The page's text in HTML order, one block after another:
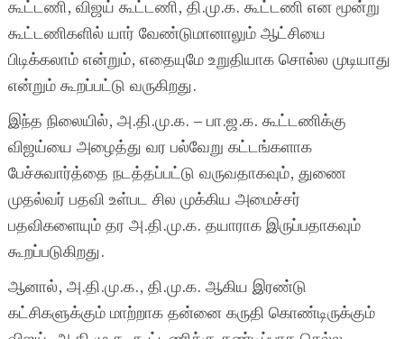
கூட்டணி, விஜய் கூட்டணி, தி.மு.க. கூட்டணி என மூன்று
கூட்டணிகளில் யார் வேண்டுமானாலும் ஆட்சியை
பிடிக்கலாம் என்றும், எதையுமே உறுதியாக சொல்ல முடியாது
என்றும் கூறப்பட்டு வருகிறது.
இந்த நிலையில், அ.தி.மு.க. – பா.ஜ.க. கூட்டணிக்கு
விஜய்யை அழைத்து வர பல்வேறு கட்டங்களாக
பேச்சுவார்த்தை நடத்தப்பட்டு வருவதாகவும், துணை
முதல்வர் பதவி உள்பட சில முக்கிய அமைச்சர்
பதவிகளையும் தர அ.தி.மு.க. தயாராக இருப்பதாகவும்
கூறப்படுகிறது.
ஆனால், அ.தி.மு.க., தி.மு.க. ஆகிய இரண்டு
கட்சிகளுக்கும் மாற்றாக தன்னை கருதி கொண்டிருக்கும்